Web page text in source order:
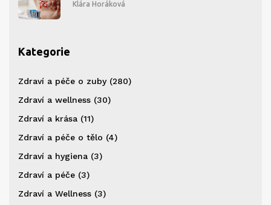
Klára Horáková
Kategorie
Zdraví a péče o zuby (280)
Zdraví a wellness (30)
Zdraví a krása (11)
Zdraví a péče o tělo (4)
Zdraví a hygiena (3)
Zdraví a péče (3)
Zdraví a Wellness (3)